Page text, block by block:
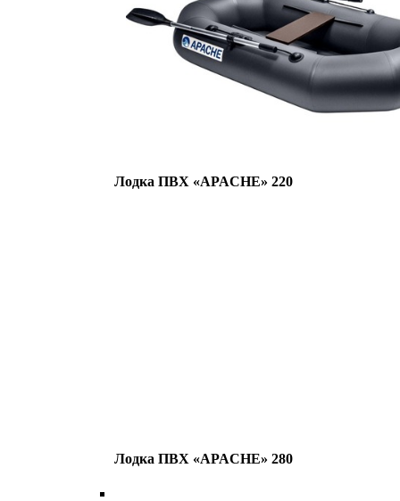
Лодка ПВХ «APACHE» 220
Лодка ПВХ «APACHE» 280